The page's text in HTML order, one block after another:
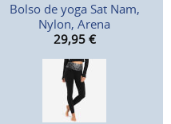
Bolso de yoga Sat Nam,
Nylon, Arena
29,95 €